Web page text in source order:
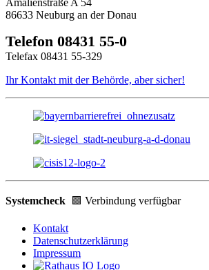
Amalienstraße A 54
86633 Neuburg an der Donau
Telefon 08431 55-0
Telefax 08431 55-329
Ihr Kontakt mit der Behörde, aber sicher!
Systemcheck 🟩 Verbindung verfügbar
Kontakt
Datenschutzerklärung
Impressum